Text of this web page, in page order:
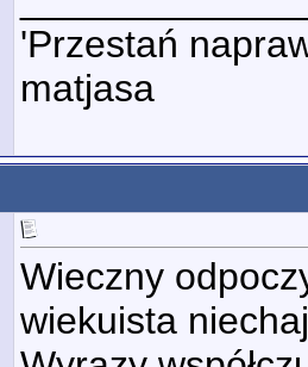
'Przestań
matjasa
Wieczny
wiekuista